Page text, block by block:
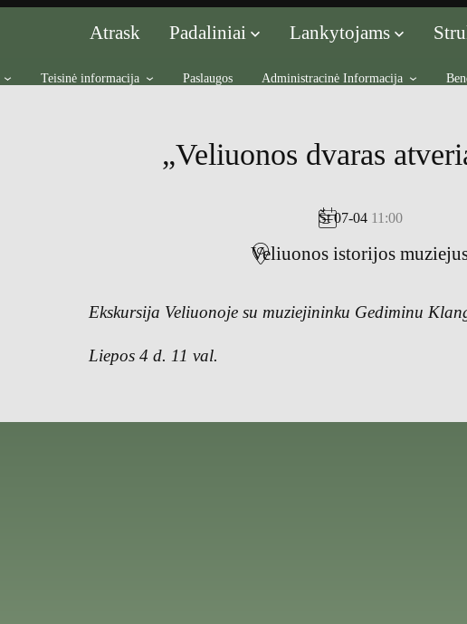
Atrask Padaliniai Lankytojams
Teisinė informacija Paslaugos Administracinė Informacija
„Veliuonos dvaras
Št 07-04 11:00
Veliuonos istorijos
Ekskursija Veliuonoje su muziejininku Gediminu
Liepos 4 d. 11 val.